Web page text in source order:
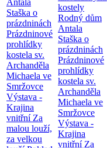
Antala
Staška o
prázdninách
Prázdninové
prohlídky
kostela sv.
Archanděla
Michaela ve
Smržovce
Výstava -
Krajina
vnitřní Za
malou louží,
za velkou
kostely
Rodný dům
Antala
Staška o
prázdninách
Prázdninové
prohlídky
kostela sv.
Archanděla
Michaela ve
Smržovce
Výstava -
Krajina
vnitřní Za